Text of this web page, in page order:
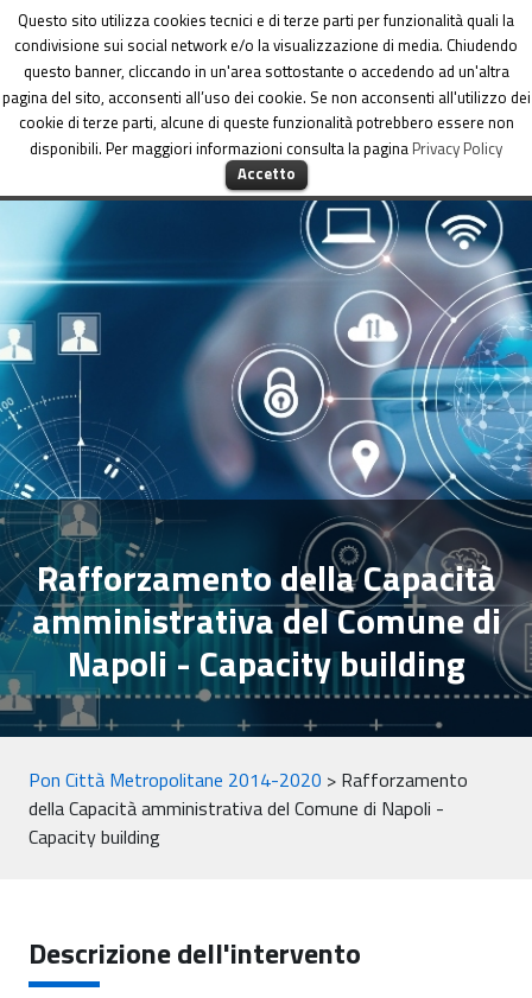
Dipartimento per le Politiche di coesione
Rafforzamento della Capacità
amministrativa del Comune di
Napoli - Capacity building
Pon Città Metropolitane 2014-2020 > Rafforzamento
della Capacità amministrativa del Comune di Napoli -
Capacity building
Descrizione dell'intervento
Questo sito utilizza cookies tecnici e di terze parti per funzionalità quali la
condivisione sui social network e/o la visualizzazione di media. Chiudendo
questo banner, cliccando in un'area sottostante o accedendo ad un'altra
pagina del sito, acconsenti all’uso dei cookie. Se non acconsenti all'utilizzo dei
cookie di terze parti, alcune di queste funzionalità potrebbero essere non
disponibili. Per maggiori informazioni consulta la pagina Privacy Policy
Accetto